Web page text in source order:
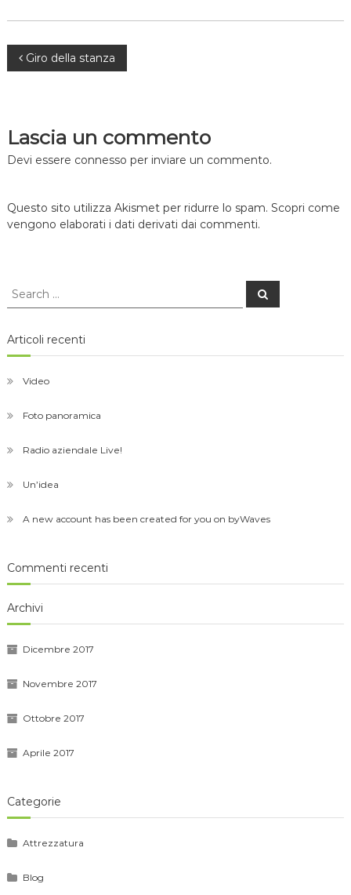
Navigazione
Giro della stanza
Lascia un commento
Devi essere connesso per inviare un commento.
Questo sito utilizza Akismet per ridurre lo spam. Scopri come
vengono elaborati i dati derivati dai commenti.
Search
Search
Articoli recenti
Video
Foto panoramica
Radio aziendale Live!
Un’idea
A new account has been created for you on byWaves
Commenti recenti
Archivi
Dicembre 2017
Novembre 2017
Ottobre 2017
Aprile 2017
Categorie
Attrezzatura
Blog